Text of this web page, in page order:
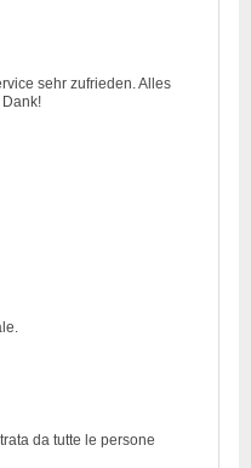
sehr zufrieden. Alles
da tutte le persone